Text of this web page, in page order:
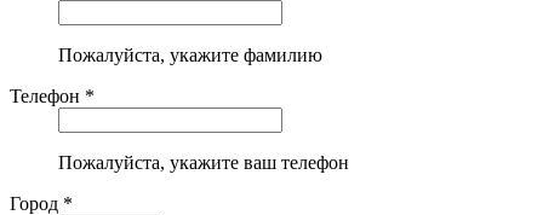
Пожалуйста, укажите фамилию
Телефон *
Пожалуйста, укажите ваш телефон
Город *